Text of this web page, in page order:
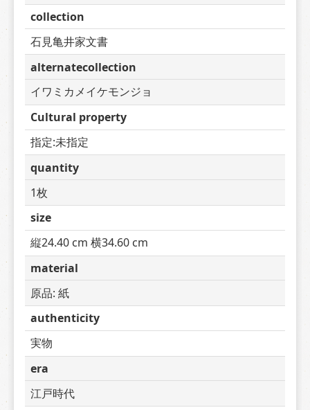
collection
石見亀井家文書
alternatecollection
イワミカメイケモンジョ
Cultural property
指定:未指定
quantity
1枚
size
縦24.40 cm 横34.60 cm
material
原品: 紙
authenticity
実物
era
江戸時代